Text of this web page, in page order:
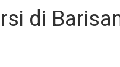
di